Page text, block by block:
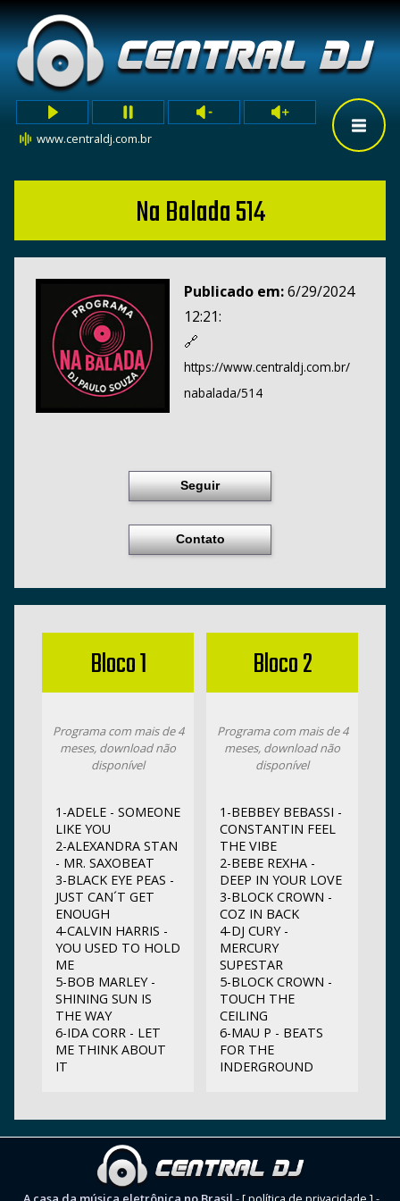
www.centraldj.com.br
Na Balada 514
Publicado em:6/29/2024
12:21:
🔗
https://www.centraldj.com.br/
nabalada/514
Seguir
Contato
Bloco 1
Programa com mais de 4
meses, download não
disponível
1-ADELE - SOMEONE
LIKE YOU
2-ALEXANDRA STAN
- MR. SAXOBEAT
3-BLACK EYE PEAS -
JUST CAN´T GET
ENOUGH
4-CALVIN HARRIS -
YOU USED TO HOLD
ME
5-BOB MARLEY -
SHINING SUN IS
THE WAY
6-IDA CORR - LET
ME THINK ABOUT
IT
Bloco 2
Programa com mais de 4
meses, download não
disponível
1-BEBBEY BEBASSI -
CONSTANTIN FEEL
THE VIBE
2-BEBE REXHA -
DEEP IN YOUR LOVE
3-BLOCK CROWN -
COZ IN BACK
4-DJ CURY -
MERCURY
SUPESTAR
5-BLOCK CROWN -
TOUCH THE
CEILING
6-MAU P - BEATS
FOR THE
INDERGROUND